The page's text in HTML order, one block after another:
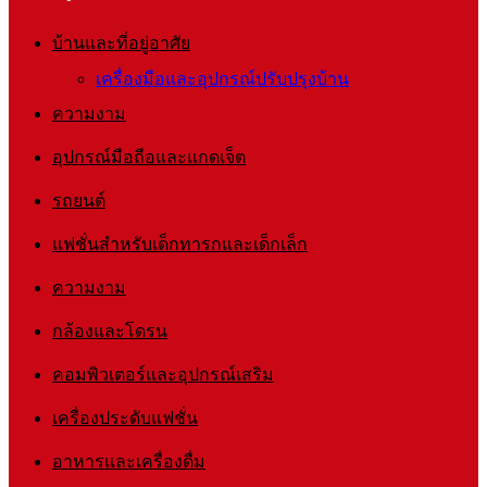
บ้านและที่อยู่อาศัย
เครื่องมือและอุปกรณ์ปรับปรุงบ้าน
ความงาม
อุปกรณ์มือถือและแกดเจ็ต
รถยนต์
แฟชั่นสำหรับเด็กทารกและเด็กเล็ก
ความงาม
กล้องและโดรน
คอมพิวเตอร์และอุปกรณ์เสริม
เครื่องประดับแฟชั่น
อาหารและเครื่องดื่ม